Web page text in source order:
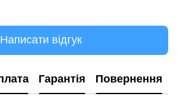
Написати відгук
Гарантія Повернення